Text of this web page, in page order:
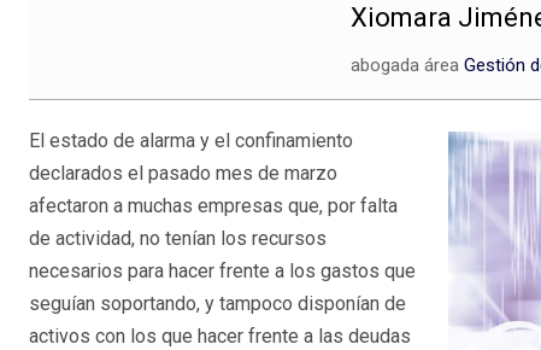
Xiomara
abogada área Gestión
El estado de alarma y el confinamiento
declarados el pasado mes de marzo
afectaron a muchas empresas que, por falta
de actividad, no tenían los recursos
necesarios para hacer frente a los gastos que
seguían soportando, y tampoco disponían de
activos con los que hacer frente a las deudas